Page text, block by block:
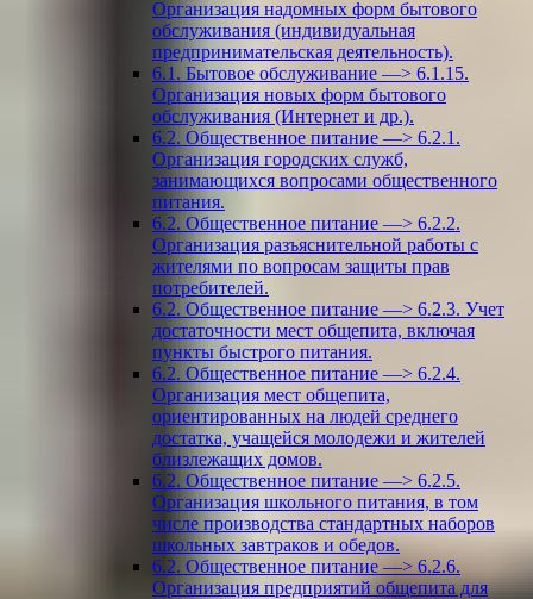
Организация надомных форм бытового
обслуживания (индивидуальная
предпринимательская деятельность).
6.1. Бытовое обслуживание —> 6.1.15.
Организация новых форм бытового
обслуживания (Интернет и др.).
6.2. Общественное питание —> 6.2.1.
Организация городских служб,
занимающихся вопросами общественного
питания.
6.2. Общественное питание —> 6.2.2.
Организация разъяснительной работы с
жителями по вопросам защиты прав
потребителей.
6.2. Общественное питание —> 6.2.3. Учет
достаточности мест общепита, включая
пункты быстрого питания.
6.2. Общественное питание —> 6.2.4.
Организация мест общепита,
ориентированных на людей среднего
достатка, учащейся молодежи и жителей
близлежащих домов.
6.2. Общественное питание —> 6.2.5.
Организация школьного питания, в том
числе производства стандартных наборов
школьных завтраков и обедов.
6.2. Общественное питание —> 6.2.6.
Организация предприятий общепита для